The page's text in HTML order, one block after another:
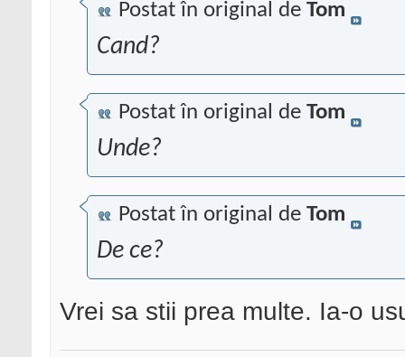
Postat în original de Tom
Cand?
Postat în original de Tom
Unde?
Postat în original de Tom
De ce?
Vrei sa stii prea multe. Ia-o